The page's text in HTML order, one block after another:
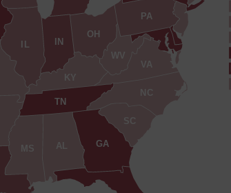
AL GA
IN
KY
MS
NC
OH
PA
SC
TN
VA
WV